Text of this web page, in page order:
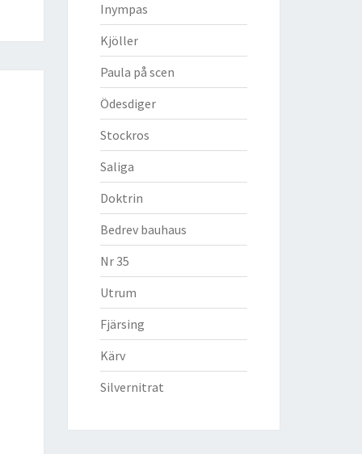
Inympas
Kjöller
Paula på scen
Ödesdiger
Stockros
Saliga
Doktrin
Bedrev bauhaus
Nr 35
Utrum
Fjärsing
Kärv
Silvernitrat